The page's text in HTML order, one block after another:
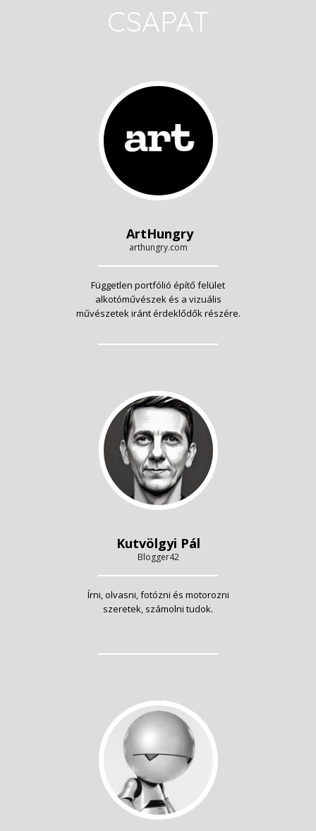
CSAPAT
ArtHungry
arthungry.com
Független portfólió építő felület
alkotóművészek és a vizuális
művészetek iránt érdeklődők részére.
Kutvölgyi Pál
Blogger42
Írni, olvasni, fotózni és motorozni
szeretek, számolni tudok.